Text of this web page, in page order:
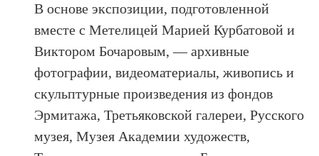
В основе экспозиции, подготовленной
вместе с Метелицей Марией Курбатовой и
Виктором Бочаровым, — архивные
фотографии, видеоматериалы, живопись и
скульптурные произведения из фондов
Эрмитажа, Третьяковской галереи, Русского
музея, Музея Академии художеств,